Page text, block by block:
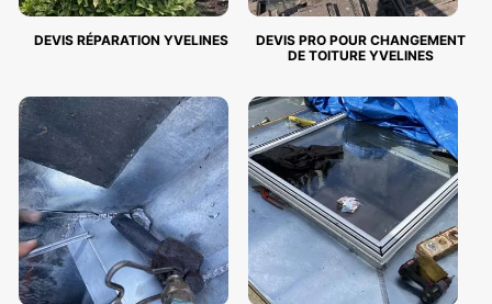
DEVIS RÉPARATION YVELINES
DEVIS PRO POUR CHANGEMENT
DE TOITURE YVELINES